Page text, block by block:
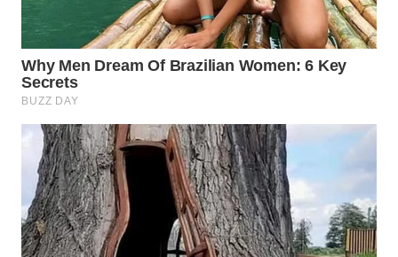
PRIANGAN
TIMUR
WN
WN
SOLO
WN
BOROBUDUR